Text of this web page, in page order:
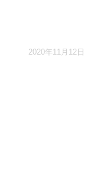
2020年11月12日